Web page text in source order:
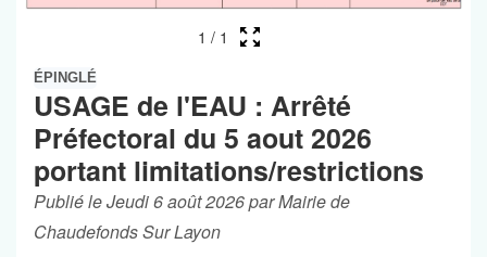
1 / 1
ÉPINGLÉ
USAGE de l'EAU : Arrêté
Préfectoral du 5 aout 2026
portant limitations/restrictions
Publié le Jeudi 6 août 2026 par Mairie de
Chaudefonds Sur Layon